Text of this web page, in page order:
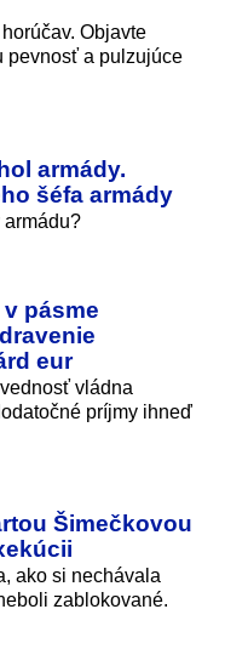
Objavte
pevnosť a pulzujúce
armády.
šéfa armády
armádu?
pásme
eur
vládna
príjmy ihneď
Šimečkovou
ako si nechávala
zablokované.